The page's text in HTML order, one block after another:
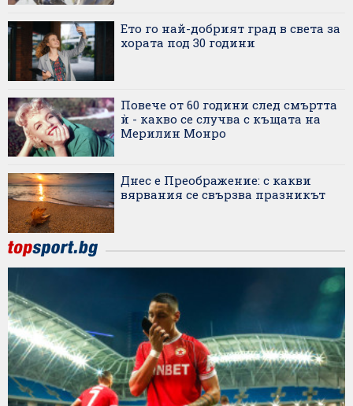
Ето го най-добрият град в света за
хората под 30 години
Повече от 60 години след смъртта
ѝ - какво се случва с къщата на
Мерилин Монро
Днес е Преображение: с какви
вярвания се свързва празникът